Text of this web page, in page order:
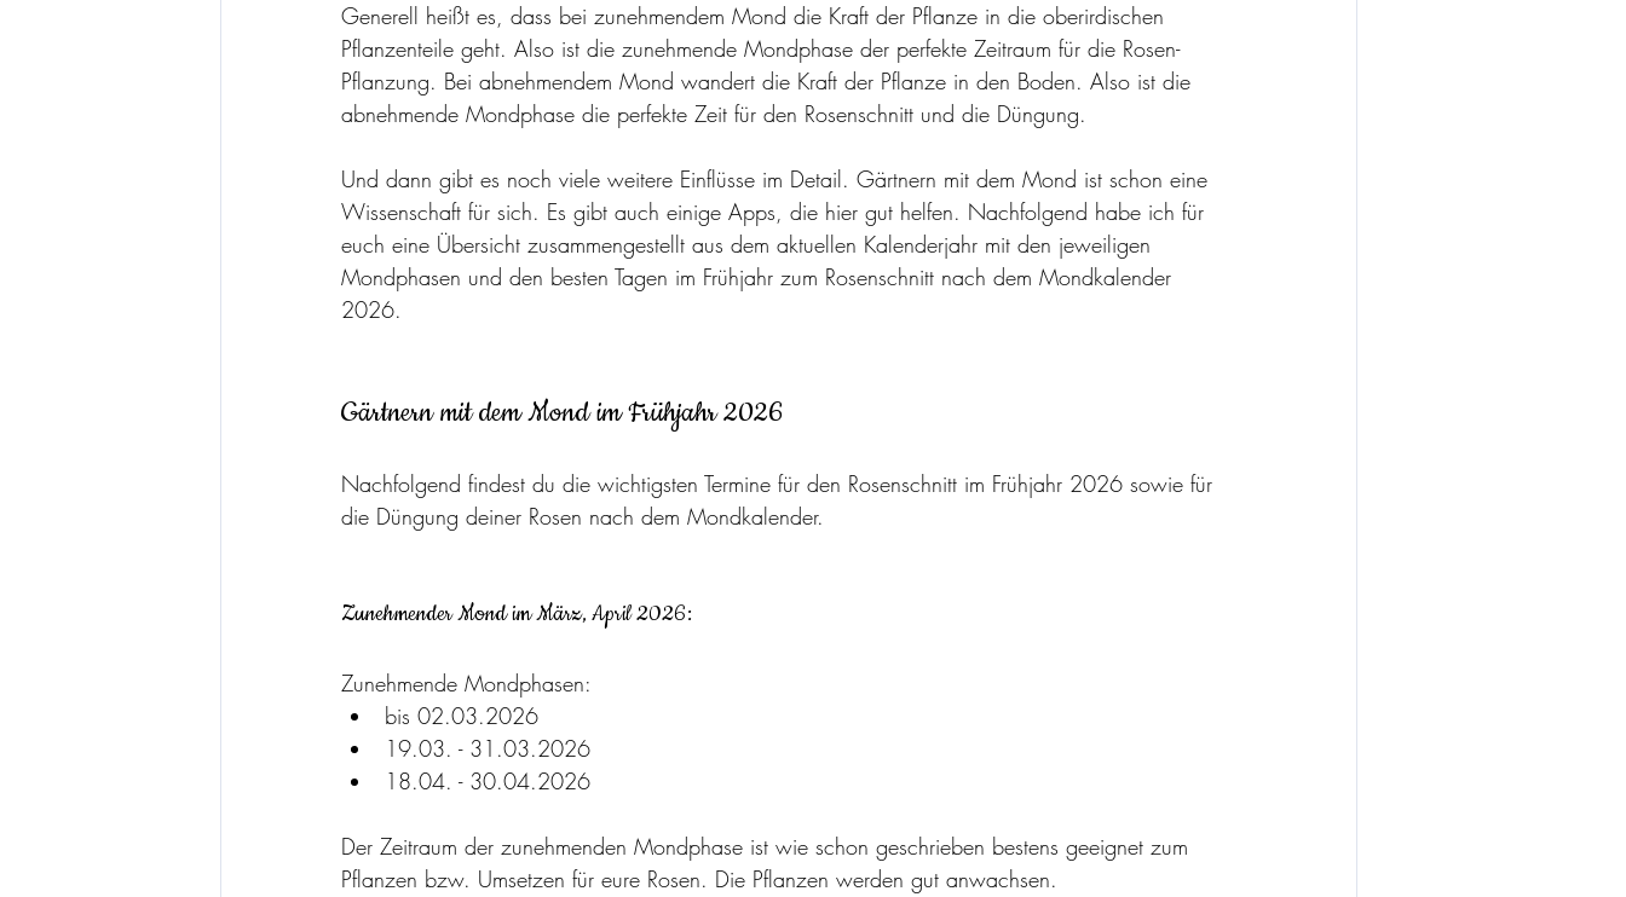
Generell heißt es, dass bei zunehmendem Mond die Kraft der Pflanze in die oberirdischen
Pflanzenteile geht. Also ist die zunehmende Mondphase der perfekte Zeitraum für die Rosen-
Pflanzung. Bei abnehmendem Mond wandert die Kraft der Pflanze in den Boden. Also ist die
abnehmende Mondphase die perfekte Zeit für den Rosenschnitt und die Düngung.
Und dann gibt es noch viele weitere Einflüsse im Detail. Gärtnern mit dem Mond ist schon eine
Wissenschaft für sich. Es gibt auch einige Apps, die hier gut helfen. Nachfolgend habe ich für
euch eine Übersicht zusammengestellt aus dem aktuellen Kalenderjahr mit den jeweiligen
Mondphasen und den besten Tagen im Frühjahr zum Rosenschnitt nach dem Mondkalender
2026.
Gärtnern mit dem Mond im Frühjahr 2026
Nachfolgend findest du die wichtigsten Termine für den Rosenschnitt im Frühjahr 2026 sowie für
die Düngung deiner Rosen nach dem Mondkalender.
Zunehmender Mond im März, April 2026:
Zunehmende Mondphasen:
bis 02.03.2026
19.03. - 31.03.2026
18.04. - 30.04.2026
Der Zeitraum der zunehmenden Mondphase ist wie schon geschrieben bestens geeignet zum
Pflanzen bzw. Umsetzen für eure Rosen. Die Pflanzen werden gut anwachsen.